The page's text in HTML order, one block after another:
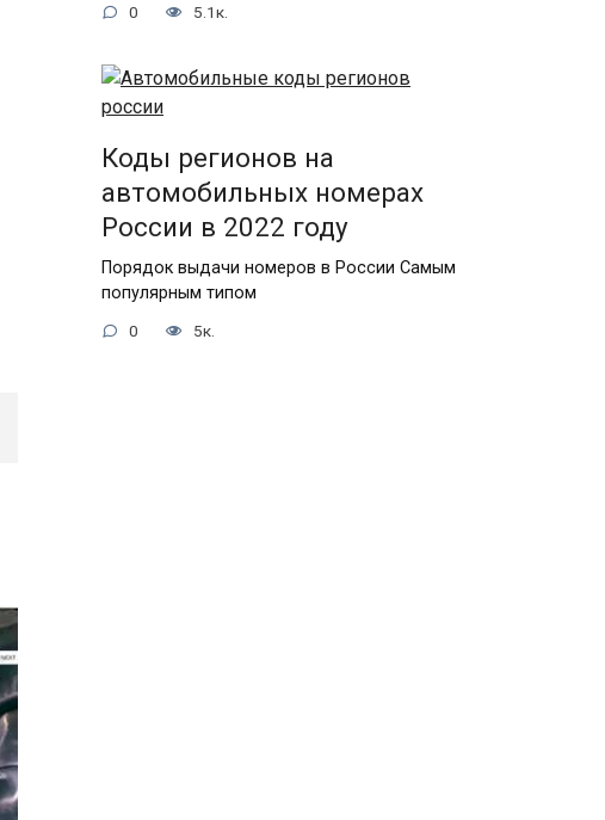
0 5.1к.
Коды регионов на
автомобильных номерах
России в 2022 году
Порядок выдачи номеров в России Самым
популярным типом
0 5к.